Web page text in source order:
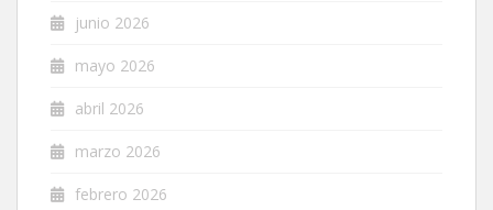
junio 2026
mayo 2026
abril 2026
marzo 2026
febrero 2026